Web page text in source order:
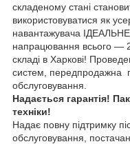
складеному стані
використовуватися як
навантажувача
напрацювання всього —
складі в Харкові!
систем, передпродажна
обслуговування.
Надається гарантія!
техніки!
Надає повну підтримку
обслуговування,